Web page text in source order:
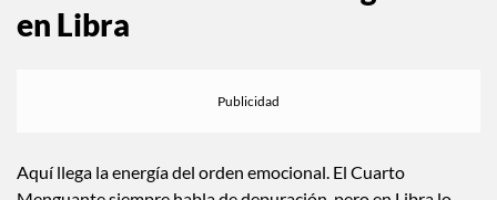
reconectar. Esta vez, la Luna está de tu lado.